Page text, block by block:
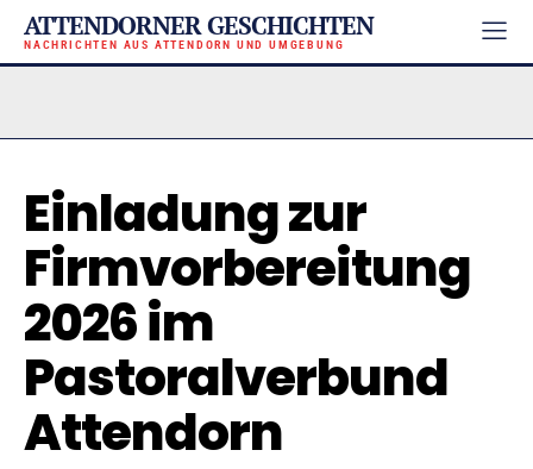
ATTENDORNER GESCHICHTEN
NACHRICHTEN AUS ATTENDORN UND UMGEBUNG
Einladung zur
Firmvorbereitung
2026 im
Pastoralverbund
Attendorn